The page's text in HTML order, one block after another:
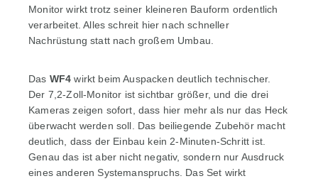
Monitor wirkt trotz seiner kleineren Bauform ordentlich
verarbeitet. Alles schreit hier nach schneller
Nachrüstung statt nach großem Umbau.
Das WF4 wirkt beim Auspacken deutlich technischer.
Der 7,2-Zoll-Monitor ist sichtbar größer, und die drei
Kameras zeigen sofort, dass hier mehr als nur das Heck
überwacht werden soll. Das beiliegende Zubehör macht
deutlich, dass der Einbau kein 2-Minuten-Schritt ist.
Genau das ist aber nicht negativ, sondern nur Ausdruck
eines anderen Systemanspruchs. Das Set wirkt